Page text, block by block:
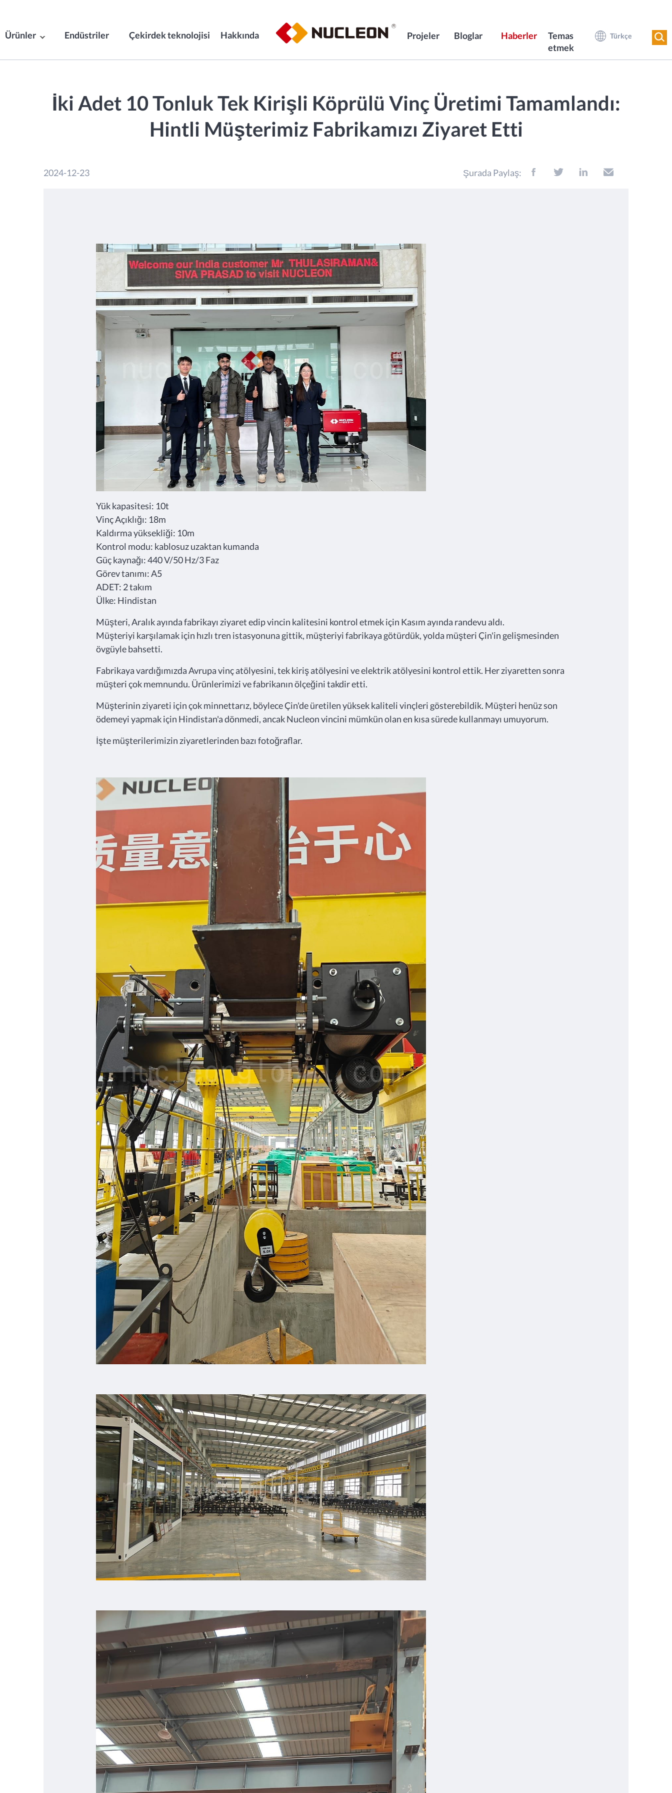
Ürünler Endüstriler Çekirdek teknolojisi Hakkında Projeler Bloglar Haberler
Temas
etmek
Türkçe
İki Adet 10 Tonluk Tek Kirişli Köprülü Vinç Üretimi Tamamlandı:
Hintli Müşterimiz Fabrikamızı Ziyaret Etti
2024-12-23 Şurada Paylaş:
Yük kapasitesi: 10t
Vinç Açıklığı: 18m
Kaldırma yüksekliği: 10m
Kontrol modu: kablosuz uzaktan kumanda
Güç kaynağı: 440 V/50 Hz/3 Faz
Görev tanımı: A5
ADET: 2 takım
Ülke: Hindistan
Müşteri, Aralık ayında fabrikayı ziyaret edip vincin kalitesini kontrol etmek için Kasım ayında randevu aldı.
Müşteriyi karşılamak için hızlı tren istasyonuna gittik, müşteriyi fabrikaya götürdük, yolda müşteri Çin'in gelişmesinden
övgüyle bahsetti.
Fabrikaya vardığımızda Avrupa vinç atölyesini, tek kiriş atölyesini ve elektrik atölyesini kontrol ettik. Her ziyaretten sonra
müşteri çok memnundu. Ürünlerimizi ve fabrikanın ölçeğini takdir etti.
Müşterinin ziyareti için çok minnettarız, böylece Çin'de üretilen yüksek kaliteli vinçleri gösterebildik. Müşteri henüz son
ödemeyi yapmak için Hindistan'a dönmedi, ancak Nucleon vincini mümkün olan en kısa sürede kullanmayı umuyorum.
İşte müşterilerimizin ziyaretlerinden bazı fotoğraflar.